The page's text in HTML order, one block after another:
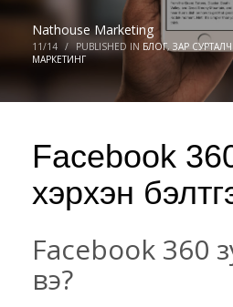
Nathouse Marketing
11/14 / PUBLISHED IN БЛОГ, ЗАР
МАРКЕТИНГ
Facebook
хэрхэн
Facebook 360
вэ?